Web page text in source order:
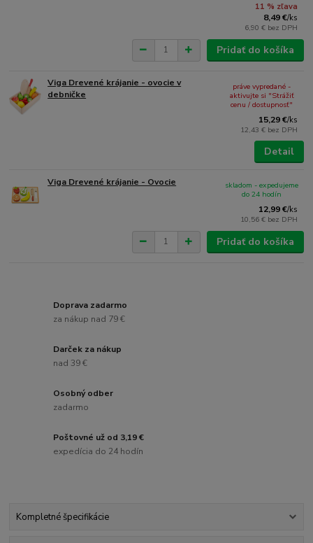
11 % zľava
8,49 €/ks
6,90 € bez DPH
Pridať do košíka
Viga Drevené krájanie - ovocie v
debničke
15,29 €/ks
12,43 € bez DPH
práve vypredané -
aktivujte si "Strážiť
cenu / dostupnosť"
Detail
Viga Drevené krájanie - Ovocie
12,99 €/ks
10,56 € bez DPH
skladom - expedujeme
do 24 hodín
Pridať do košíka
Doprava zadarmo
za nákup nad 79 €
Darček za nákup
nad 39 €
Osobný odber
zadarmo
Poštovné už od 3,19 €
expedícia do 24 hodín
Kompletné špecifikácie